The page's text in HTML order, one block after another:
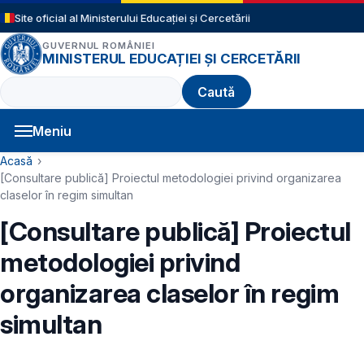
Sari la conținutul principal
Site oficial al Ministerului Educației și Cercetării
GUVERNUL ROMÂNIEI
MINISTERUL EDUCAȚIEI ȘI CERCETĂRII
Caută
Meniu
Navigație principală
Cale de navigare
Acasă
[Consultare publică] Proiectul metodologiei privind organizarea
claselor în regim simultan
[Consultare publică] Proiectul
metodologiei privind
organizarea claselor în regim
simultan